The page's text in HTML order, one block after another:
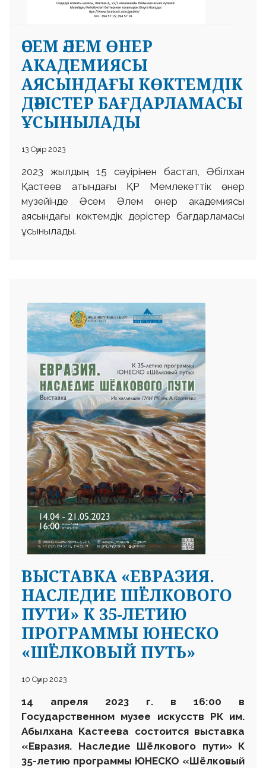
ӘСЕМ ӘЛЕМ ӨНЕР
АКАДЕМИЯСЫ
АЯСЫНДАҒЫ КӨКТЕМДІК
ДӘРІСТЕР БАҒДАРЛАМАСЫ
ҰСЫНЫЛАДЫ
13 Сәуір 2023
2023 жылдың 15 сәуірінен бастап, Әбілхан
Қастеев атындағы ҚР Мемлекеттік өнер
музейінде Әсем Әлем өнер академиясы
аясындағы көктемдік дәрістер бағдарламасы
ұсынылады.
ВЫСТАВКА «ЕВРАЗИЯ.
НАСЛЕДИЕ ШЁЛКОВОГО
ПУТИ» К 35-ЛЕТИЮ
ПРОГРАММЫ ЮНЕСКО
«ШЁЛКОВЫЙ ПУТЬ»
10 Сәуір 2023
14 апреля 2023 г. в 16:00 в
Государственном музее искусств РК им.
Абылхана Кастеева состоится выставка
«Евразия. Наследие Шёлкового пути» К
35-летию программы ЮНЕСКО «Шёлковый